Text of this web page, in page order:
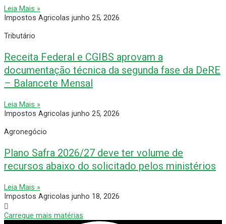
Leia Mais »
Impostos Agricolas junho 25, 2026
Tributário
Receita Federal e CGIBS aprovam a
documentação técnica da segunda fase da DeRE
– Balancete Mensal
Leia Mais »
Impostos Agricolas junho 25, 2026
Agronegócio
Plano Safra 2026/27 deve ter volume de
recursos abaixo do solicitado pelos ministérios
Leia Mais »
Impostos Agricolas junho 18, 2026
Carregue mais matérias